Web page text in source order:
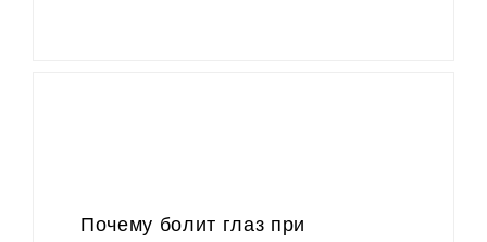
Почему болит глаз при